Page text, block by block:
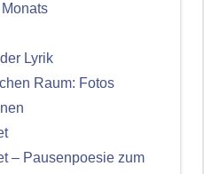
Lyrik
Raum: Fotos
– Pausenpoesie zum